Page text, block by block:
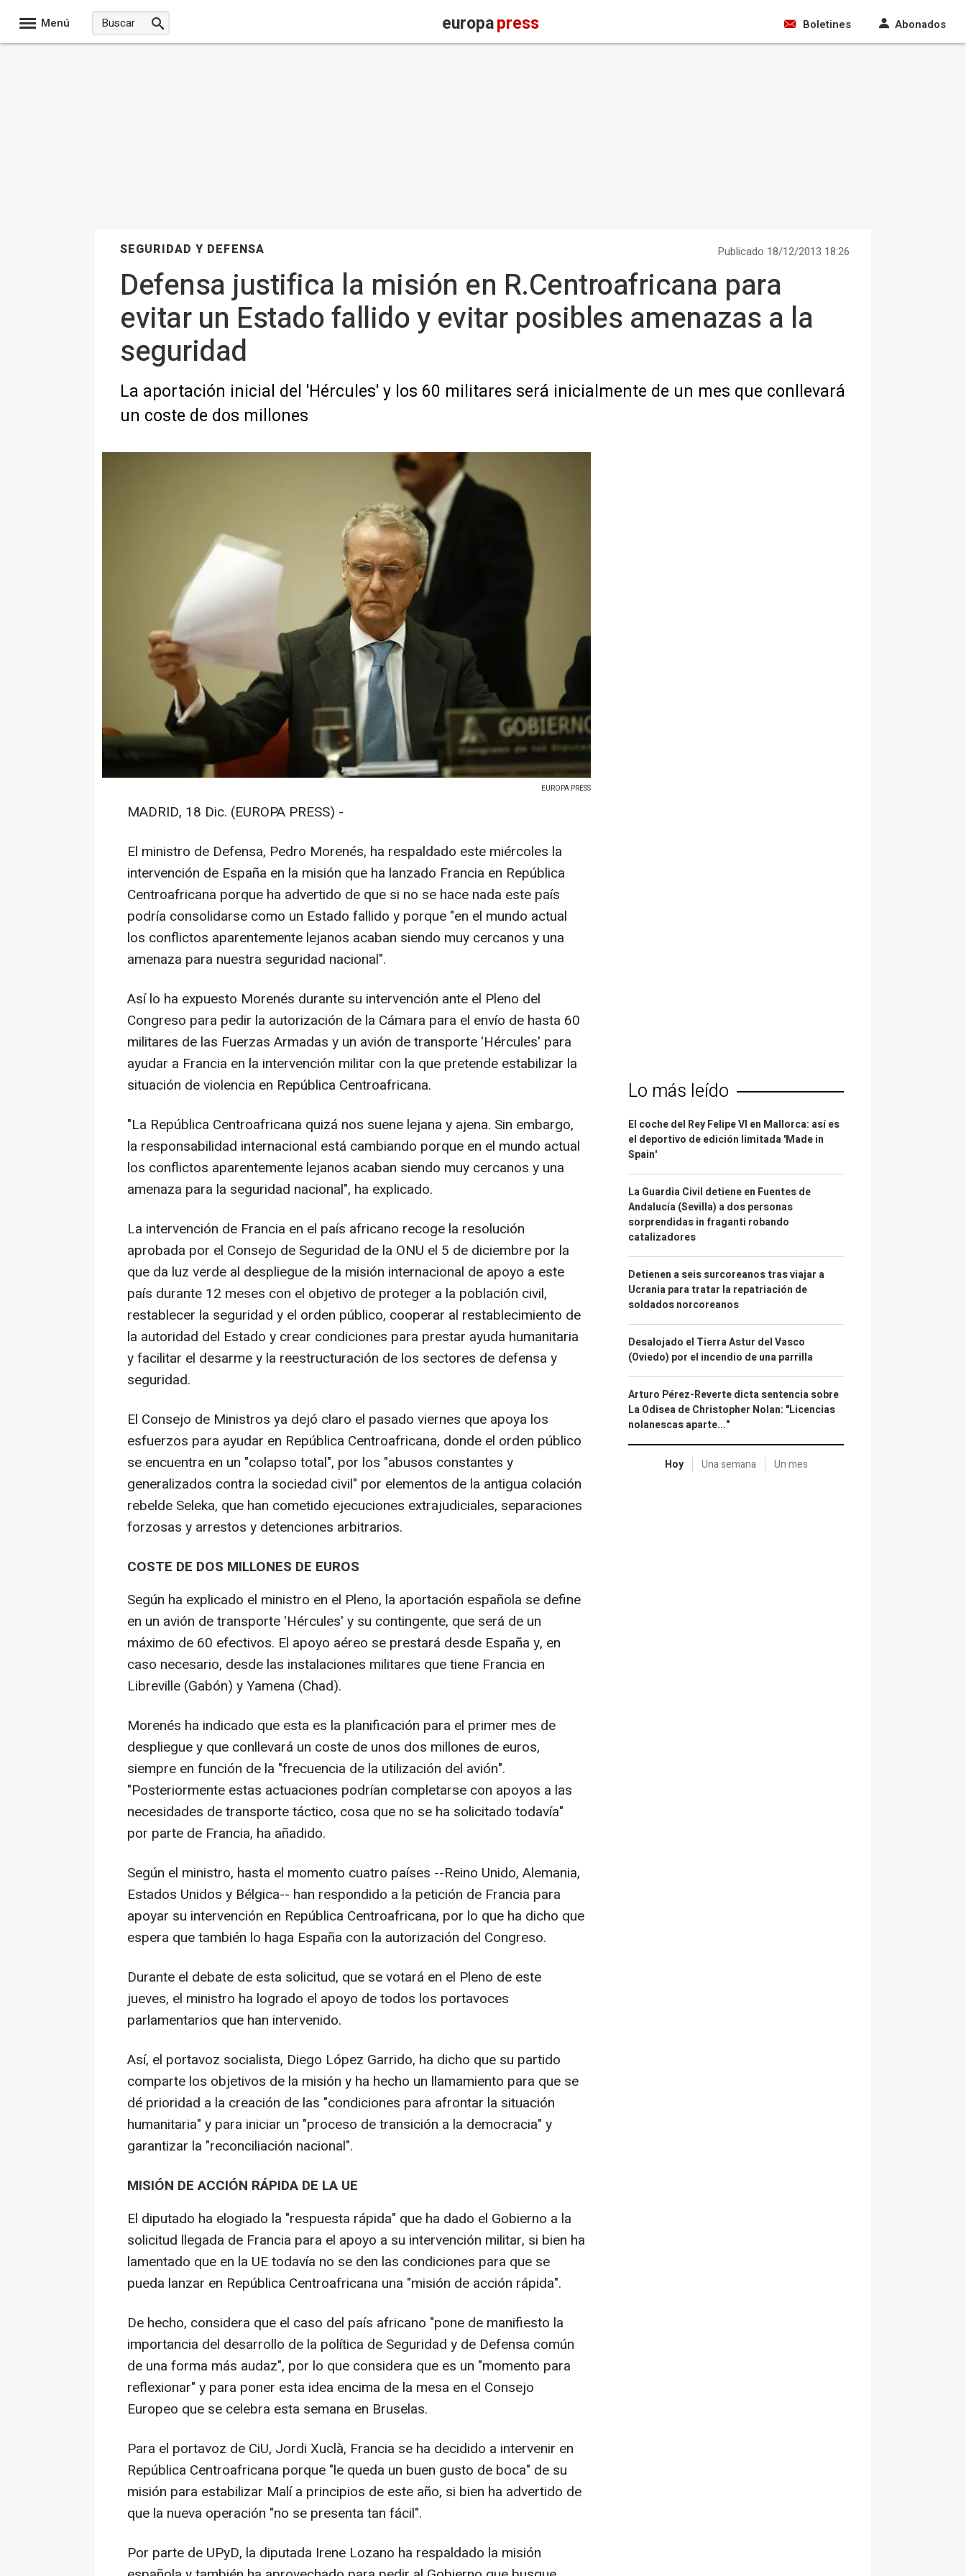
Menú europapress Boletines Abonados
SEGURIDAD Y DEFENSA Publicado 18/12/2013 18:26
Defensa justifica la misión en R.Centroafricana para
evitar un Estado fallido y evitar posibles amenazas a la
seguridad
La aportación inicial del 'Hércules' y los 60 militares será inicialmente de un mes que conllevará
un coste de dos millones
EUROPA PRESS
MADRID, 18 Dic. (EUROPA PRESS) -
El ministro de Defensa, Pedro Morenés, ha respaldado este miércoles la
intervención de España en la misión que ha lanzado Francia en República
Centroafricana porque ha advertido de que si no se hace nada este país
podría consolidarse como un Estado fallido y porque "en el mundo actual
los conflictos aparentemente lejanos acaban siendo muy cercanos y una
amenaza para nuestra seguridad nacional".
Así lo ha expuesto Morenés durante su intervención ante el Pleno del
Congreso para pedir la autorización de la Cámara para el envío de hasta 60
militares de las Fuerzas Armadas y un avión de transporte 'Hércules' para
ayudar a Francia en la intervención militar con la que pretende estabilizar la
situación de violencia en República Centroafricana.
"La República Centroafricana quizá nos suene lejana y ajena. Sin embargo,
la responsabilidad internacional está cambiando porque en el mundo actual
los conflictos aparentemente lejanos acaban siendo muy cercanos y una
amenaza para la seguridad nacional", ha explicado.
La intervención de Francia en el país africano recoge la resolución
aprobada por el Consejo de Seguridad de la ONU el 5 de diciembre por la
que da luz verde al despliegue de la misión internacional de apoyo a este
país durante 12 meses con el objetivo de proteger a la población civil,
restablecer la seguridad y el orden público, cooperar al restablecimiento de
la autoridad del Estado y crear condiciones para prestar ayuda humanitaria
y facilitar el desarme y la reestructuración de los sectores de defensa y
seguridad.
El Consejo de Ministros ya dejó claro el pasado viernes que apoya los
esfuerzos para ayudar en República Centroafricana, donde el orden público
se encuentra en un "colapso total", por los "abusos constantes y
generalizados contra la sociedad civil" por elementos de la antigua colación
rebelde Seleka, que han cometido ejecuciones extrajudiciales, separaciones
forzosas y arrestos y detenciones arbitrarios.
COSTE DE DOS MILLONES DE EUROS
Según ha explicado el ministro en el Pleno, la aportación española se define
en un avión de transporte 'Hércules' y su contingente, que será de un
máximo de 60 efectivos. El apoyo aéreo se prestará desde España y, en
caso necesario, desde las instalaciones militares que tiene Francia en
Libreville (Gabón) y Yamena (Chad).
Morenés ha indicado que esta es la planificación para el primer mes de
despliegue y que conllevará un coste de unos dos millones de euros,
siempre en función de la "frecuencia de la utilización del avión".
"Posteriormente estas actuaciones podrían completarse con apoyos a las
necesidades de transporte táctico, cosa que no se ha solicitado todavía"
por parte de Francia, ha añadido.
Según el ministro, hasta el momento cuatro países --Reino Unido, Alemania,
Estados Unidos y Bélgica-- han respondido a la petición de Francia para
apoyar su intervención en República Centroafricana, por lo que ha dicho que
espera que también lo haga España con la autorización del Congreso.
Durante el debate de esta solicitud, que se votará en el Pleno de este
jueves, el ministro ha logrado el apoyo de todos los portavoces
parlamentarios que han intervenido.
Así, el portavoz socialista, Diego López Garrido, ha dicho que su partido
comparte los objetivos de la misión y ha hecho un llamamiento para que se
dé prioridad a la creación de las "condiciones para afrontar la situación
humanitaria" y para iniciar un "proceso de transición a la democracia" y
garantizar la "reconciliación nacional".
MISIÓN DE ACCIÓN RÁPIDA DE LA UE
El diputado ha elogiado la "respuesta rápida" que ha dado el Gobierno a la
solicitud llegada de Francia para el apoyo a su intervención militar, si bien ha
lamentado que en la UE todavía no se den las condiciones para que se
pueda lanzar en República Centroafricana una "misión de acción rápida".
De hecho, considera que el caso del país africano "pone de manifiesto la
importancia del desarrollo de la política de Seguridad y de Defensa común
de una forma más audaz", por lo que considera que es un "momento para
reflexionar" y para poner esta idea encima de la mesa en el Consejo
Europeo que se celebra esta semana en Bruselas.
Para el portavoz de CiU, Jordi Xuclà, Francia se ha decidido a intervenir en
República Centroafricana porque "le queda un buen gusto de boca" de su
misión para estabilizar Malí a principios de este año, si bien ha advertido de
que la nueva operación "no se presenta tan fácil".
Por parte de UPyD, la diputada Irene Lozano ha respaldado la misión
Lo más leído
El coche del Rey Felipe VI en Mallorca: así es
el deportivo de edición limitada 'Made in
Spain'
La Guardia Civil detiene en Fuentes de
Andalucía (Sevilla) a dos personas
sorprendidas in fraganti robando
catalizadores
Detienen a seis surcoreanos tras viajar a
Ucrania para tratar la repatriación de
soldados norcoreanos
Desalojado el Tierra Astur del Vasco
(Oviedo) por el incendio de una parrilla
Arturo Pérez-Reverte dicta sentencia sobre
La Odisea de Christopher Nolan: "Licencias
nolanescas aparte..."
Hoy Una semana Un mes